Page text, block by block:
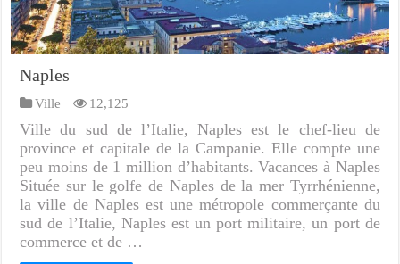
Naples
Ville 12,125
Ville du sud de l’Italie, Naples est le chef-lieu de
province et capitale de la Campanie. Elle compte une
peu moins de 1 million d’habitants. Vacances à Naples
Située sur le golfe de Naples de la mer Tyrrhénienne,
la ville de Naples est une métropole commerçante du
sud de l’Italie, Naples est un port militaire, un port de
commerce et de …